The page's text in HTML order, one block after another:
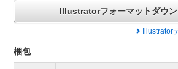
Illustratorフォーマットダウ
Illustrator
梱包